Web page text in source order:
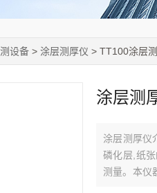
设备 > 涂层测厚仪 > TT100涂层
涂层测
涂层测厚仪
磷化层,纸
测量。本仪